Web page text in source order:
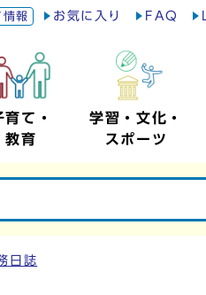
情報 お気に入り FAQ
育て・
教育
学習・文化・
スポーツ
日誌